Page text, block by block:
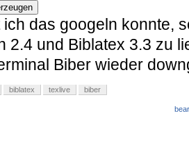
ich das googeln konnte,
2.4 und Biblatex 3.3 zu
Biber wieder
biblatex texlive biber